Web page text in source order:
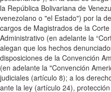
la República Bolivariana de
venezolano o "el Estado") por la
cargos de Magistrados de la
Administrativo (en adelante la
alegan que los hechos
disposiciones de la Convención
(en adelante la "Convención
judiciales (artículo 8); a los
ante la ley (artículo 24),